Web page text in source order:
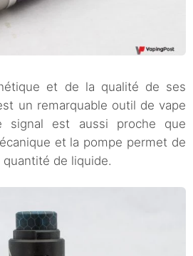
et de la qualité de ses
un remarquable outil de vape
est aussi proche que
et la pompe permet de
de liquide.